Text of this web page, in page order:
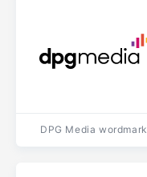
DPG Media wordmark